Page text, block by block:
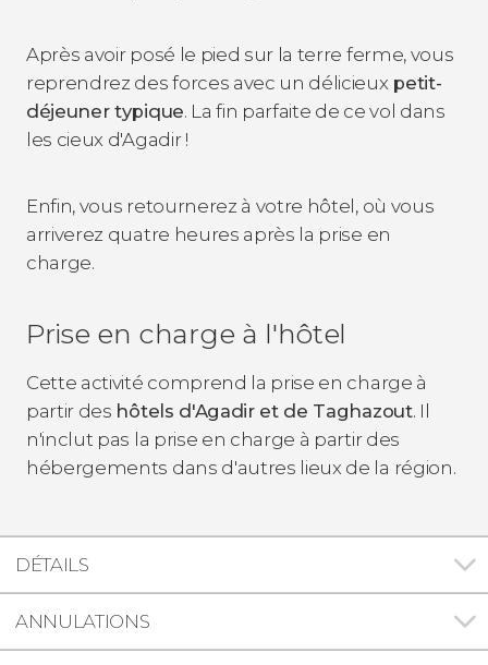
Après avoir posé le pied sur la terre ferme, vous
reprendrez des forces avec un délicieux petit-
déjeuner typique. La fin parfaite de ce vol dans
les cieux d'Agadir !
Enfin, vous retournerez à votre hôtel, où vous
arriverez quatre heures après la prise en
charge.
Prise en charge à l'hôtel
Cette activité comprend la prise en charge à
partir des hôtels d'Agadir et de Taghazout. Il
n'inclut pas la prise en charge à partir des
hébergements dans d'autres lieux de la région.
DÉTAILS
ANNULATIONS